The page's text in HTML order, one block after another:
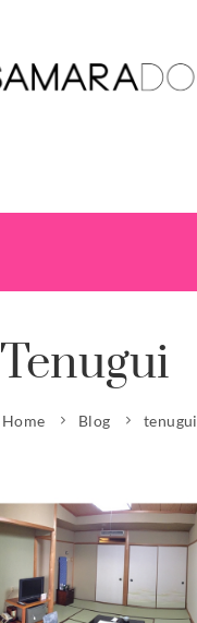
Tenugui
Home Blog tenugui